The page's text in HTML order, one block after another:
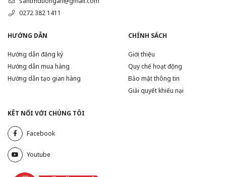
0272 382 1411
HƯỚNG DẪN
Hướng dẫn đăng ký
Hướng dẫn mua hàng
Hướng dẫn tạo gian hàng
CHÍNH SÁCH
Giới thiệu
Quy chế hoạt động
Bảo mật thông tin
Giải quyết khiếu nại
KÊT NỐI VỚI CHÚNG TÔI
Facebook
Youtube